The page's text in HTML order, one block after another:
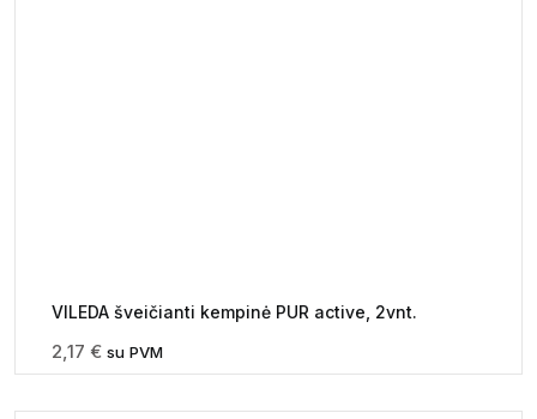
VILEDA šveičianti kempinė PUR active, 2vnt.
2,17 € su PVM